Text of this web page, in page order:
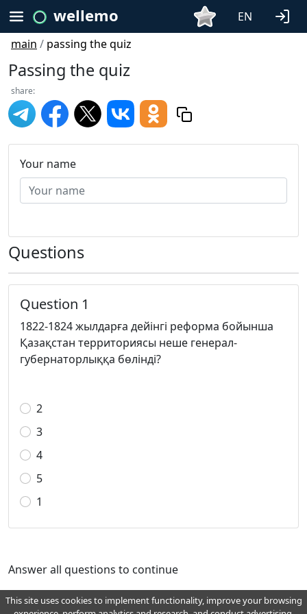
wellemo
EN
main / passing the quiz
Passing the quiz
share:
Your name
Questions
Question 1
1822-1824 жылдарға дейінгі реформа бойынша
Қазақстан территориясы неше генерал-
губернаторлыққа бөлінді?
2
3
4
5
1
Answer all questions to continue
This site uses cookies to implement functionality, improve your browsing